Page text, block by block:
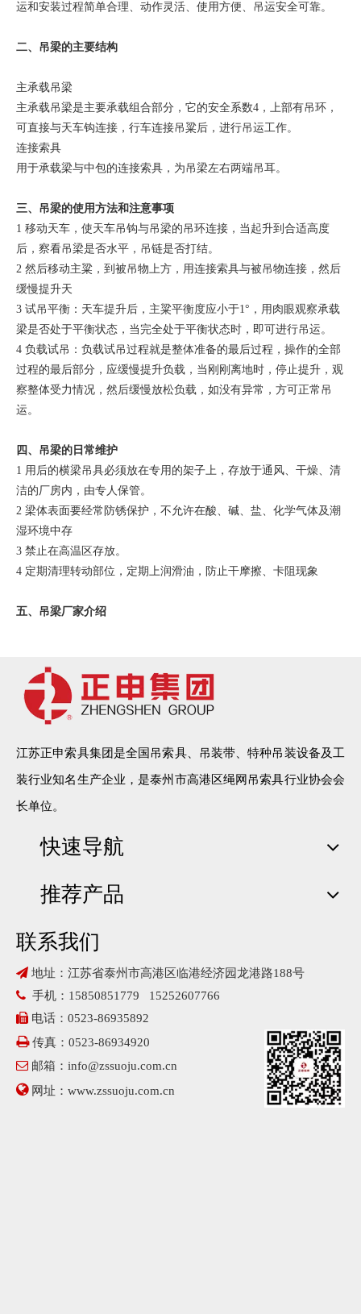
运和安装过程简单合理、动作灵活、使用方便、吊运安全可靠。
二、吊梁的主要结构
主承载吊梁
主承载吊梁是主要承载组合部分，它的安全系数4，上部有吊环，
可直接与天车钩连接，行车连接吊粱后，进行吊运工作。
连接索具
用于承载梁与中包的连接索具，为吊梁左右两端吊耳。
三、吊梁的使用方法和注意事项
1 移动天车，使天车吊钩与吊梁的吊环连接，当起升到合适高度
后，察看吊梁是否水平，吊链是否打结。
2 然后移动主粱，到被吊物上方，用连接索具与被吊物连接，然后
缓慢提升天
3 试吊平衡：天车提升后，主粱平衡度应小于1°，用肉眼观察承载
梁是否处于平衡状态，当完全处于平衡状态时，即可进行吊运。
4 负载试吊：负载试吊过程就是整体准备的最后过程，操作的全部
过程的最后部分，应缓慢提升负载，当刚刚离地时，停止提升，观
察整体受力情况，然后缓慢放松负载，如没有异常，方可正常吊
运。
四、吊梁的日常维护
1 用后的横梁吊具必须放在专用的架子上，存放于通风、干燥、清
洁的厂房内，由专人保管。
2 梁体表面要经常防锈保护，不允许在酸、碱、盐、化学气体及潮
湿环境中存
3 禁止在高温区存放。
4 定期清理转动部位，定期上润滑油，防止干摩擦、卡阻现象
五、吊梁厂家介绍
索具、特种纤维柔性吊装带系列、扁平吊带系列、安全网系列、安
全带系列、起重链条系列、横梁吊具系列、冶金夹具系列以及三动
工具系列。产品广泛应用于冶金、机械、铁道、石化、港口、电
吊梁
免费获取产品报价
我们的工作人员将会在24小时之内联系您，如果需要其他
服务，欢迎拨打 服务热线：15850851779。
产品咨询
江苏正申索具集团是全国吊索具、吊装带、特种吊装设备及工
装行业知名生产企业，是泰州市高港区绳网吊索具行业协会会
长单位。
快速导航
推荐产品
联系我们
 地址：江苏省泰州市高港区临港经济园龙港路188号
 手机：15850851779 15252607766
 电话：0523-86935892
传真：0523-86934920
 邮箱： info@zssuoju.com.cn
网址： www.zssuoju.com.cn